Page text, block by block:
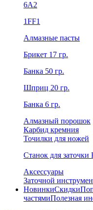
6А2
1FF1
Алмазные пасты
Брикет 17 гр.
Банка 50 гр.
Шприц 20 гр.
Банка 6 гр.
Алмазный порошок
Карбид кремния
Точилки для ножей
Станок для заточки
Аксессуары
Заточной
НовинкиСкидки
частямиПолезная